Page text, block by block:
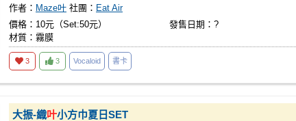
作者： Maze叶 社團： Eat Air
價格：10元（Set:50元）
發售日期：?
材質：霧膜
3 3 Vocaloid 書卡
大振-織叶小方巾夏日SET